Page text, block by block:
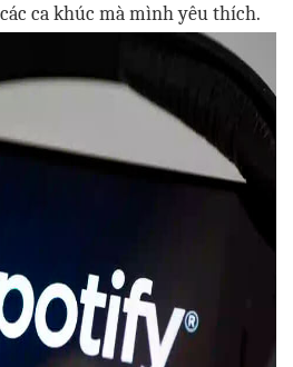
ca khúc mà mình yêu thích.